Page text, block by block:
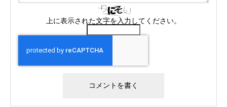
上に表示された文字を入力してください。